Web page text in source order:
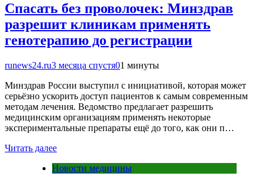
Спасать без проволочек: Минздрав
разрешит клиникам применять
генотерапию до регистрации
runews24.ru3 месяца спустя01 минуты
Минздрав России выступил с инициативой, которая может
серьёзно ускорить доступ пациентов к самым современным
методам лечения. Ведомство предлагает разрешить
медицинским организациям применять некоторые
экспериментальные препараты ещё до того, как они п…
Читать далее
Новости медицины